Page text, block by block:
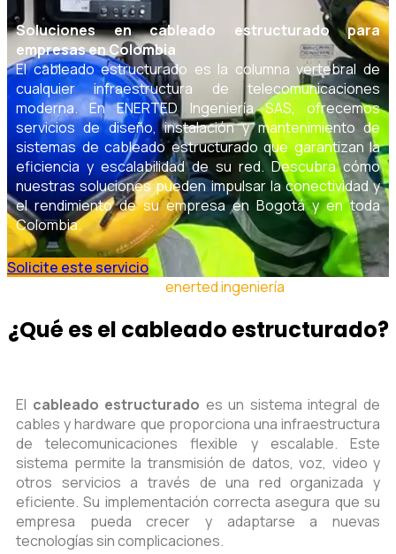
Soluciones en cableado estructurado para
empresas en Colombia
El cableado estructurado es la columna vertebral de
cualquier infraestructura de telecomunicaciones
moderna. En ENERTED Ingeniería SAS, ofrecemos
servicios de diseño, instalación y mantenimiento de
sistemas de cableado estructurado que garantizan la
eficiencia y escalabilidad de su red. Descubra cómo
nuestras soluciones pueden impulsar la conectividad y
el rendimiento de su empresa en Bogotá y en toda
Colombia.
Solicite este servicio
enerted ingeniería
¿Qué es el cableado estructurado?
El cableado estructurado es un sistema integral de
cables y hardware que proporciona una infraestructura
de telecomunicaciones flexible y escalable. Este
sistema permite la transmisión de datos, voz, video y
otros servicios a través de una red organizada y
eficiente. Su implementación correcta asegura que su
empresa pueda crecer y adaptarse a nuevas
tecnologías sin complicaciones.